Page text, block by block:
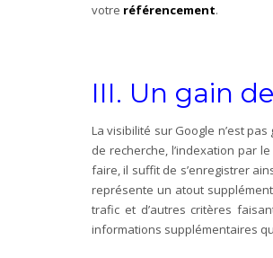
votre référencement.
III. Un gain
La visibilité sur Google n’est
de recherche, l’indexation par
faire, il suffit de s’enregistrer
représente un atout
trafic et d’autres critères
informations supplémentaires